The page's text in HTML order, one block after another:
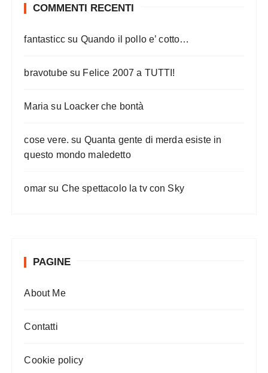
COMMENTI RECENTI
fantasticc su Quando il pollo e’ cotto…
bravotubesu Felice 2007 a TUTTI!
Maria su Loacker che bontà
cose vere. su Quanta gente di merda esiste in
questo mondo maledetto
omar su Che spettacolo la tv con Sky
PAGINE
About Me
Contatti
Cookie policy